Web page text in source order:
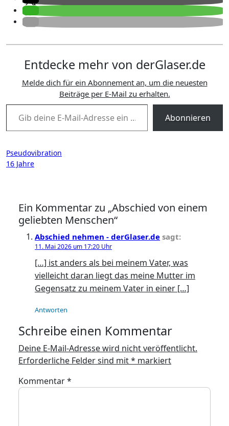
Entdecke mehr von derGlaser.de
Melde dich für ein Abonnement an, um die neuesten
Beiträge per E-Mail zu erhalten.
Gib deine E-Mail-Adresse ein ...
Abonnieren
Beitragsnavigation
Pseudovibration
16 Jahre
Ein Kommentar zu „Abschied von einem
geliebten Menschen“
Abschied nehmen - derGlaser.de sagt:
11. Mai 2026 um 17:20 Uhr
[…] ist anders als bei meinem Vater, was
vielleicht daran liegt das meine Mutter im
Gegensatz zu meinem Vater in einer […]
Antworten
Schreibe einen Kommentar
Deine E-Mail-Adresse wird nicht veröffentlicht.
Erforderliche Felder sind mit* markiert
Kommentar*